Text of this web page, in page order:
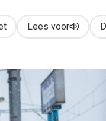
Lees voor